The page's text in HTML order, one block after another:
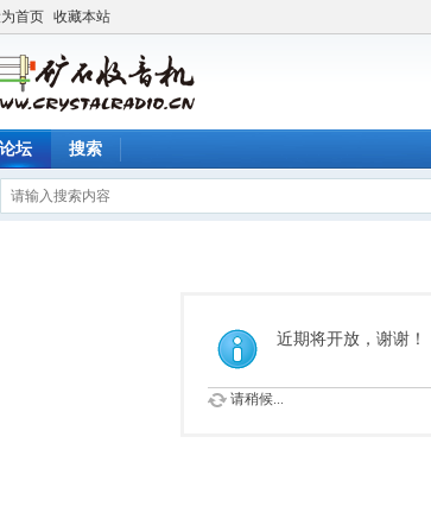
首页 收藏本站
论坛 搜索
近期将开放，谢谢！
请稍候...